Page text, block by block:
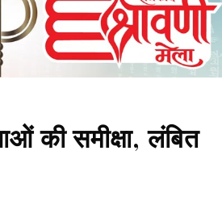
की समीक्षा, लंबित